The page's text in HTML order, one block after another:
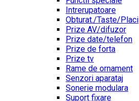
Intrerupatoare
Obturat./Taste/Placi
Prize AV/difuzor
Prize date/telefon
Prize de forta
Prize tv
Rame de ornament
Senzori aparataj
Sonerie modulara
Suport fixare